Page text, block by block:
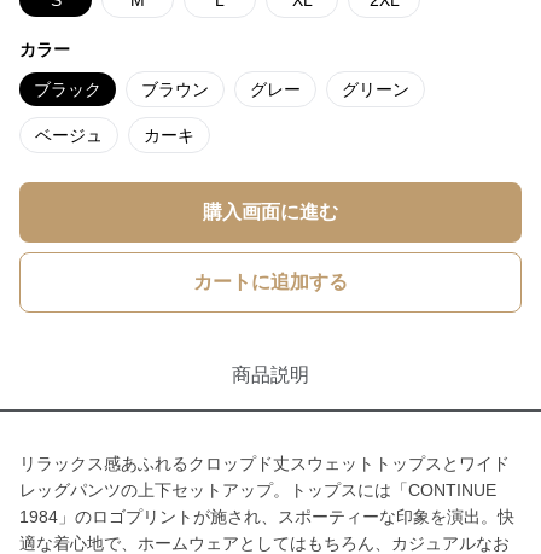
カラー
ブラック ブラウン グレー グリーン
ベージュ カーキ
購入画面に進む
カートに追加する
商品説明
リラックス感あふれるクロップド丈スウェットトップスとワイド
レッグパンツの上下セットアップ。トップスには「CONTINUE
1984」のロゴプリントが施され、スポーティーな印象を演出。快
適な着心地で、ホームウェアとしてはもちろん、カジュアルなお